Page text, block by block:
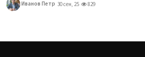
Иванов Петр 30 сен, 25 829